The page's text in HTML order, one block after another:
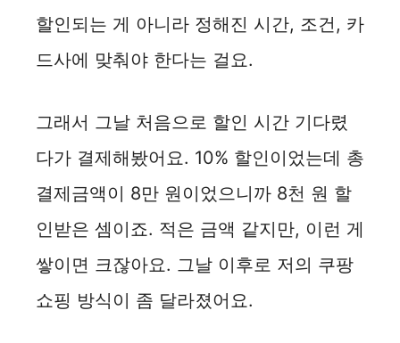
할인되는 게 아니라 정해진 시간, 조건, 카
드사에 맞춰야 한다는 걸요.
그래서 그날 처음으로 할인 시간 기다렸
다가 결제해봤어요. 10% 할인이었는데 총
결제금액이 8만 원이었으니까 8천 원 할
인받은 셈이죠. 적은 금액 같지만, 이런 게
쌓이면 크잖아요. 그날 이후로 저의 쿠팡
쇼핑 방식이 좀 달라졌어요.